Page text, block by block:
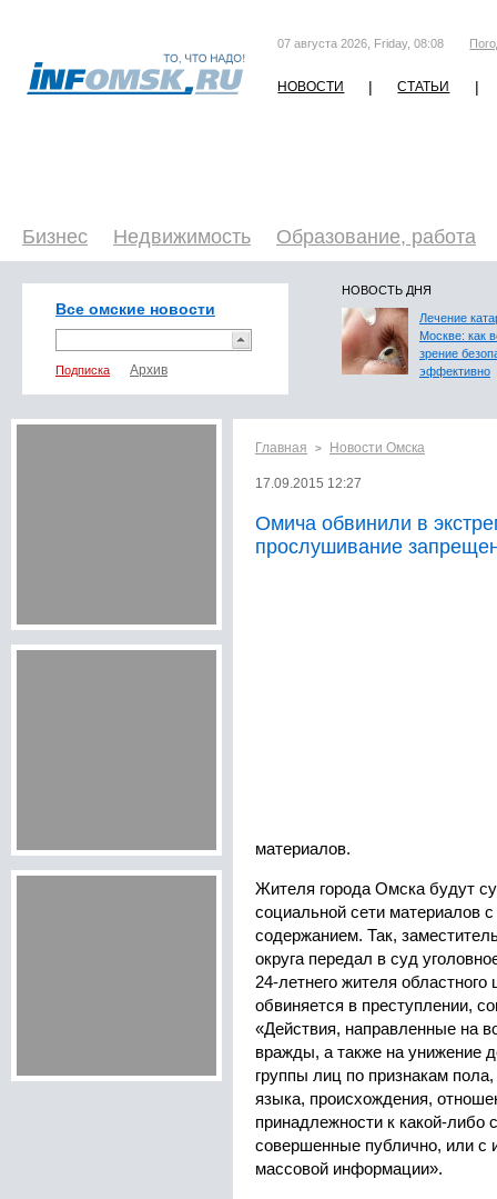
07 августа 2026, Friday, 08:08
НОВОСТИ | СТАТЬИ |
Бизнес Недвижимость Образование, работа
Все омские новости
Подписка
НОВОСТЬ ДНЯ
Лечение
Москве: как
зрение
эффективно
Главная > Новости Омска
17.09.2015 12:27
Омича обвинили в
прослушивание
материалов.
Жителя города Омска будут
социальной сети материалов
содержанием. Так,
округа передал в суд
24-летнего жителя
обвиняется в преступлении,
«Действия, направленные на
вражды, а также на унижение
группы лиц по признакам
языка, происхождения,
принадлежности к какой-либо
совершенные публично, или с
массовой информации».